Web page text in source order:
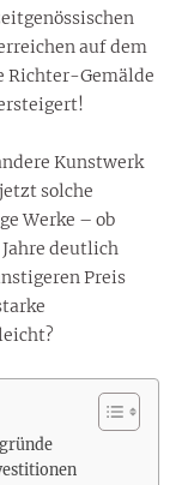
auf dem
Richter-Gemälde
Kunstwerk
solche
Werke – ob
deutlich
Preis